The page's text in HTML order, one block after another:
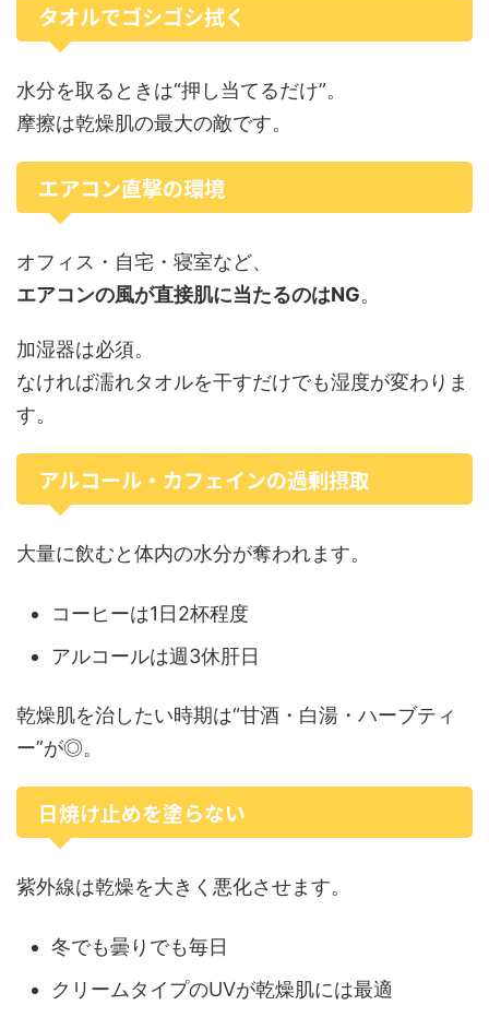
タオルでゴシゴシ拭く
水分を取るときは“押し当てるだけ”。
摩擦は乾燥肌の最大の敵です。
エアコン直撃の環境
オフィス・自宅・寝室など、
エアコンの風が直接肌に当たるのはNG。
加湿器は必須。
なければ濡れタオルを干すだけでも湿度が変わりま
す。
アルコール・カフェインの過剰摂取
大量に飲むと体内の水分が奪われます。
コーヒーは1日2杯程度
アルコールは週3休肝日
乾燥肌を治したい時期は“甘酒・白湯・ハーブティ
ー”が◎。
日焼け止めを塗らない
紫外線は乾燥を大きく悪化させます。
冬でも曇りでも毎日
クリームタイプのUVが乾燥肌には最適